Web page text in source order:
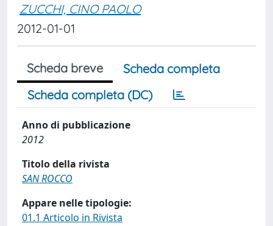
ZUCCHI, CINO PAOLO
2012-01-01
Scheda breve
Scheda completa
Scheda completa (DC)
Anno di pubblicazione
2012
Titolo della rivista
SAN ROCCO
Appare nelle tipologie:
01.1 Articolo in Rivista